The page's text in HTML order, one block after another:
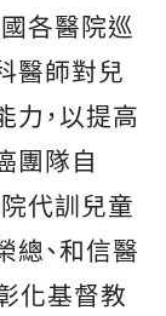
各醫院巡
醫師對兒
力，以提高
團隊自
代訓兒童
總、和信醫
化基督教